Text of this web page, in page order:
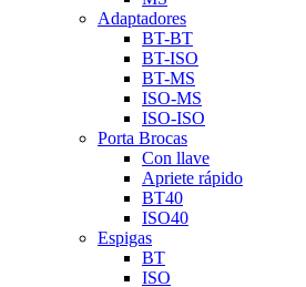
Adaptadores
BT-BT
BT-ISO
BT-MS
ISO-MS
ISO-ISO
Porta Brocas
Con llave
Apriete rápido
BT40
ISO40
Espigas
BT
ISO